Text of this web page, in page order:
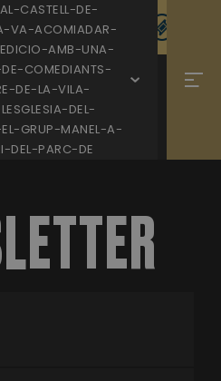
CASTELL-DE-
VA-ACOMIADAR-
AMB-UNA-
DE-COMEDIANTS-
DE-LA-VILA-
DEL-
GRUP-MANEL-A-
DEL-PARC-DE